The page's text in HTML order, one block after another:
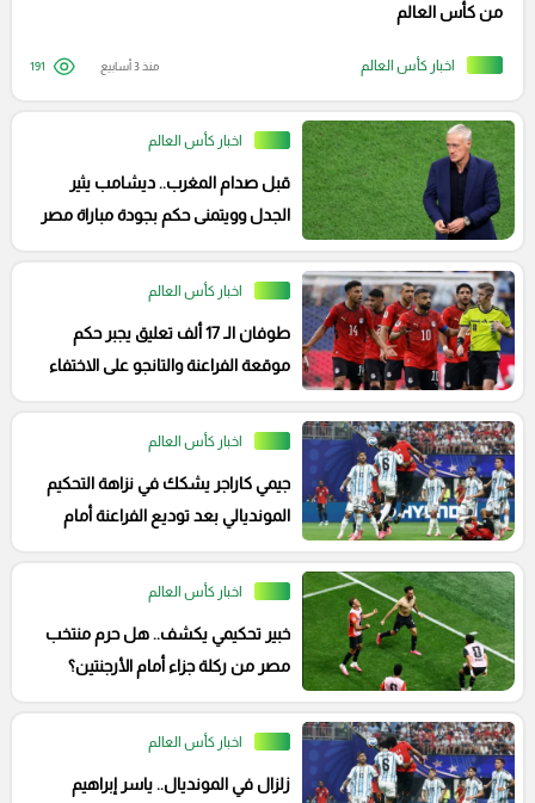
اخبار كأس العالم
من كأس العالم
منذ 3 أسابيع 191
اخبار كأس العالم
قبل صدام المغرب.. ديشامب يثير
الجدل وويتمنى حكم بجودة مباراة مصر
اخبار كأس العالم
طوفان الـ 17 ألف تعليق يجبر حكم
موقعة الفراعنة والتانجو على الاختفاء
اخبار كأس العالم
جيمي كاراجر يشكك في نزاهة التحكيم
المونديالي بعد توديع الفراعنة أمام
اخبار كأس العالم
خبير تحكيمي يكشف.. هل حرم منتخب
مصر من ركلة جزاء أمام الأرجنتين؟
اخبار كأس العالم
زلزال في المونديال.. ياسر إبراهيم